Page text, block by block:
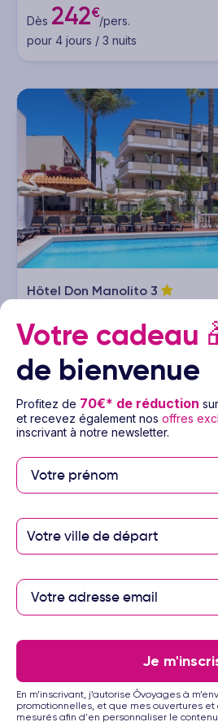
Dès 242€/pers.
pour 4 jours / 3 nuits
Hôtel Don Manolito 3
Demi-pension
Dès 242
/pers.
pour 4 jours / 3 nuits
Sans repas
Vol inclus
€
Votre cadeau
de bienvenue
Profitez de 70€* de réduction
et recevez également nos offres
inscrivant à notre newsletter.
Votre ville de départ
Je
En m’inscrivant, j’autorise Ôvoyages à
promotionnelles, et que mes ouvertures et
mesurés afin d'en personnaliser le